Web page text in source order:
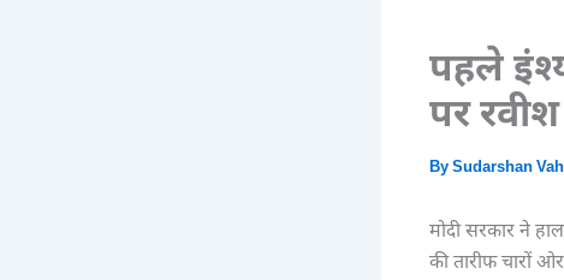
पहले
पर
BySudarshan
मोदी सरकार ने
की तारीफ चारों